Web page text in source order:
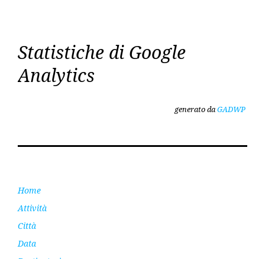
Statistiche di Google
Analytics
generato daGADWP
Home
Attività
Città
Data